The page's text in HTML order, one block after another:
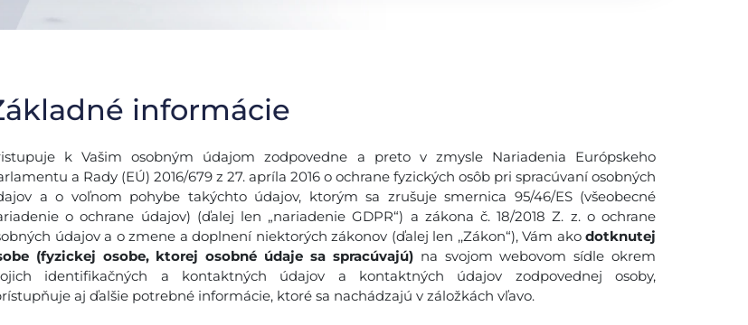
informácie
k Vašim osobným údajom zodpovedne a preto v zmysle Nariadenia Európskeho
a Rady (EÚ) 2016/679 z 27. apríla 2016 o ochrane fyzických osôb pri spracúvaní osobných
a o voľnom pohybe takýchto údajov, ktorým sa zrušuje smernica 95/46/ES (všeobecné
o ochrane údajov) (ďalej len „nariadenie GDPR“) a zákona č. 18/2018 Z. z. o ochrane
údajov a o zmene a doplnení niektorých zákonov (ďalej len ,,Zákon“), Vám ako dotknutej
(fyzickej osobe, ktorej osobné údaje sa spracúvajú)na svojom webovom sídle okrem
identifikačných a kontaktných údajov a kontaktných údajov zodpovednej osoby,
aj ďalšie potrebné informácie, ktoré sa nachádzajú v záložkách vľavo.